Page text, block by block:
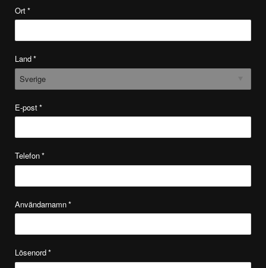
Ort*
Land*
E-post*
Telefon*
Användarnamn*
Lösenord*